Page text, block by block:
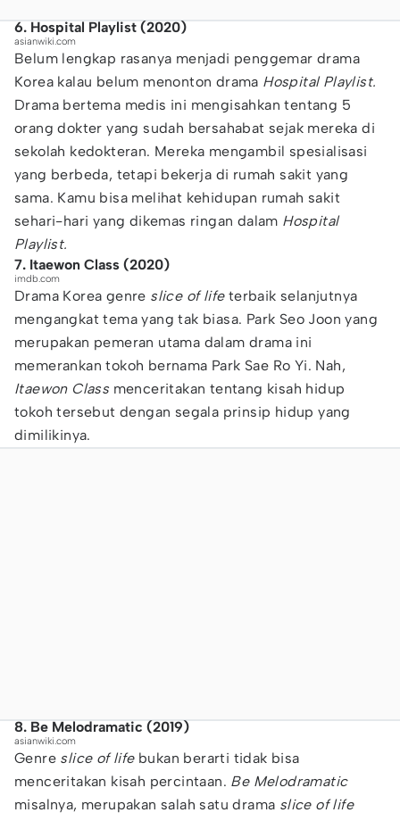
6. Hospital Playlist (2020)
asianwiki.com
Belum lengkap rasanya menjadi penggemar drama
Korea kalau belum menonton drama Hospital Playlist.
Drama bertema medis ini mengisahkan tentang 5
orang dokter yang sudah bersahabat sejak mereka di
sekolah kedokteran. Mereka mengambil spesialisasi
yang berbeda, tetapi bekerja di rumah sakit yang
sama. Kamu bisa melihat kehidupan rumah sakit
sehari-hari yang dikemas ringan dalam Hospital
Playlist.
7. Itaewon Class (2020)
imdb.com
Drama Korea genre slice of lifeterbaik selanjutnya
mengangkat tema yang tak biasa. Park Seo Joon yang
merupakan pemeran utama dalam drama ini
memerankan tokoh bernama Park Sae Ro Yi. Nah,
Itaewon Classmenceritakan tentang kisah hidup
tokoh tersebut dengan segala prinsip hidup yang
dimilikinya.
8. Be Melodramatic (2019)
asianwiki.com
Genre slice of lifebukan berarti tidak bisa
menceritakan kisah percintaan. Be Melodramatic
misalnya, merupakan salah satu drama slice of life